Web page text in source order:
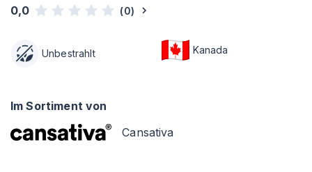
0,0 (0)
Unbestrahlt Kanada
Im Sortiment von
Cansativa